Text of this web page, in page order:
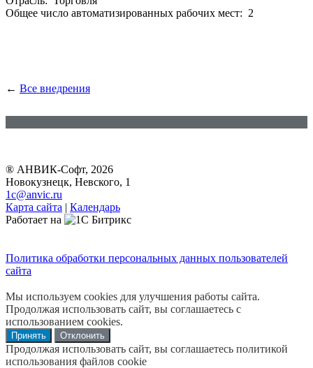
Общее число автоматизированных рабочих мест: 2
← Все внедрения
® АНВИК-Софт, 2026
Новокузнецк, Невского, 1
1c@anvic.ru
Карта сайта | Календарь
Работает на
Политика обработки персональных данных пользователей
сайта
Мы используем cookies для улучшения работы сайта.
Продолжая использовать сайт, вы соглашаетесь с
использованием cookies.
Принять Отклонить
Продолжая использовать сайт, вы соглашаетесь политикой
использования файлов cookie